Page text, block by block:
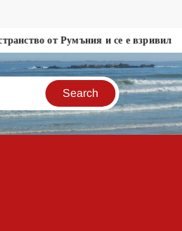
от Румъния и се е взривил